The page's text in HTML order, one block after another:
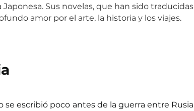
Sus novelas, que han sido traducidas
amor por el arte, la historia y los viajes.
se escribió poco antes de la guerra entre Rusia